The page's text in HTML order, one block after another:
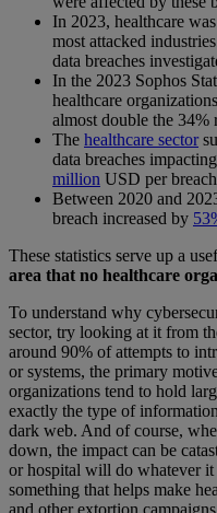
In 2023, healthcare
most attacked
data breaches
In the 2023 Sophos
healthcare
almost double the
The healthcare sector
data breaches
million USD per
Between 2020 and
breach increased by
These statistics serve up a
area that no healthcare
To understand why
sector, try looking at it from
around 90% of attempts to
or systems, the primary
organizations tend to hold
exactly the type of
dark web. And of course,
down, the impact can be
or hospital will do whatever it
something that helps make
and other extortion